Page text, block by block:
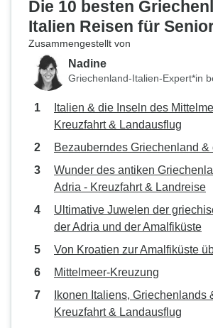
Die 10 besten
Italien Reisen für
Zusammengestellt von
Nadine
Griechenland-Italien-Expert*in
Italien & die Inseln des
Kreuzfahrt & Landausflug
Bezauberndes Griechenland &
Wunder des antiken
Adria - Kreuzfahrt & Landreise
Ultimative Juwelen der
der Adria und der Amalfiküste
Von Kroatien zur Amalfiküste
Mittelmeer-Kreuzung
Ikonen Italiens, Griechenlands
Kreuzfahrt & Landausflug